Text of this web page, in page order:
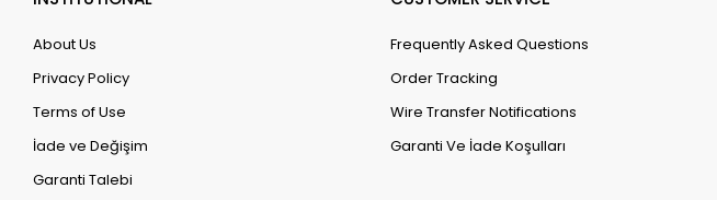
About Us
Privacy Policy
Terms of Use
İade ve Değişim
Garanti Talebi
Frequently Asked Questions
Order Tracking
Wire Transfer Notifications
Garanti Ve İade Koşulları